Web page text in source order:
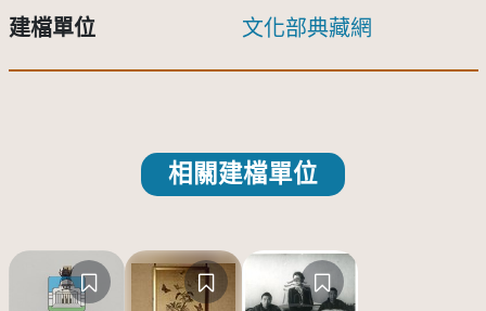
建檔單位 文化部典藏網
相關建檔單位